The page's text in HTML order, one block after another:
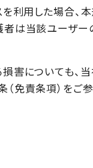
利用した場合、
は当該ユーザー
害についても、
免責条項）をご参